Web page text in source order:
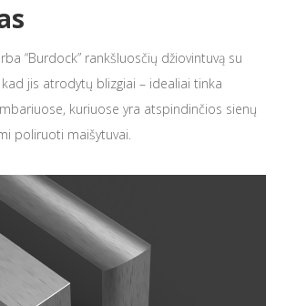
“Burdock” rankšluosčių džiovintuvą su
jis atrodytų blizgiai – idealiai tinka
kuriuose yra atspindinčios sienų
poliruoti maišytuvai.